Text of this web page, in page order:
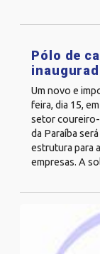
Pólo de
Um novo e
feira, dia 15,
setor coureiro-
da Paraíba
estrutura para
empresas. A